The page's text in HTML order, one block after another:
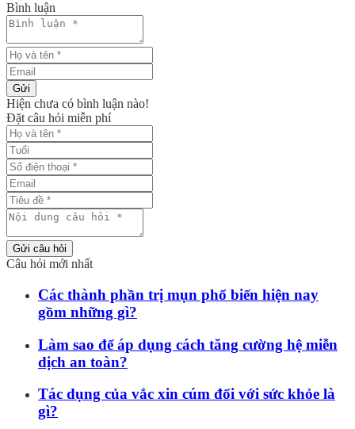
Bình luận
Gửi
Hiện chưa có bình luận nào!
Đặt câu hỏi miễn phí
Gửi câu hỏi
Câu hỏi mới nhất
Các thành phần trị mụn phổ biến hiện nay
gồm những gì?
Làm sao để áp dụng cách tăng cường hệ miễn
dịch an toàn?
Tác dụng của vắc xin cúm đối với sức khỏe là
gì?